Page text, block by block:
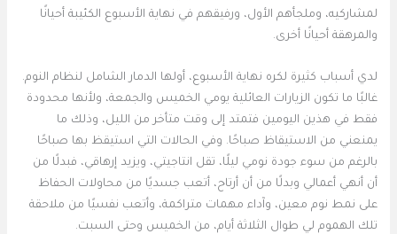
لمشاركيه، وملجأهم الأول، ورفيقهم في نهاية الأسبوع الكئيبة أحيانًا
والمرهقة أحيانًا أخرى.
لدي أسباب كثيرة لكره نهاية الأسبوع، أولها الدمار الشامل لنظام النوم.
غالبًا ما تكون الزيارات العائلية يومي الخميس والجمعة، ولأنها محدودة
فقط في هذين اليومين فتمتد إلى وقت متأخر من الليل، وذلك ما
يمنعني من الاستيقاظ صباحًا. وفي الحالات التي استيقظ بها صباحًا
بالرغم من سوء جودة نومي ليلًا، تقل انتاجيتي، ويزيد إرهاقي، فبدلًا من
أن أنهي أعمالي وبدلًا من أن أرتاح، أتعب جسديًا من محاولات الحفاظ
على نمط نوم معين، وآداء مهمات متراكمة، وأتعب نفسيًا من ملاحقة
تلك الهموم لي طوال الثلاثة أيام، من الخميس وحتى السبت.